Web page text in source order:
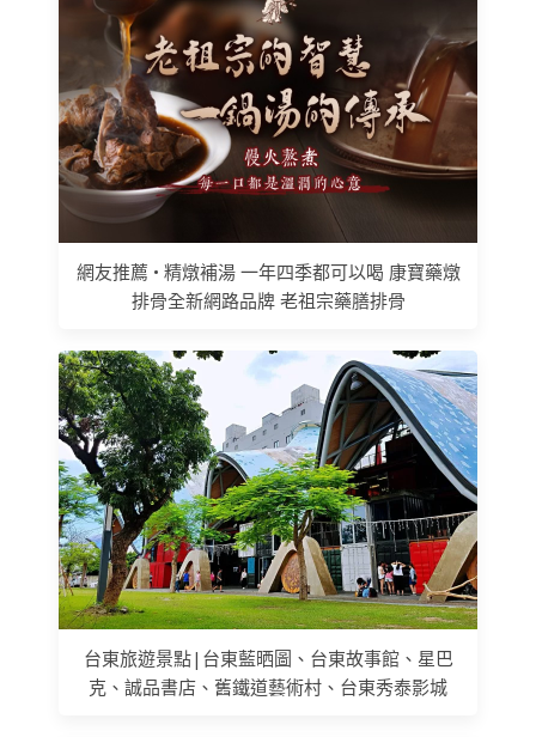
網友推薦 • 精燉補湯 一年四季都可以喝 康寶藥燉
排骨全新網路品牌 老祖宗藥膳排骨
台東旅遊景點|台東藍晒圖、台東故事館、星巴
克、誠品書店、舊鐵道藝術村、台東秀泰影城